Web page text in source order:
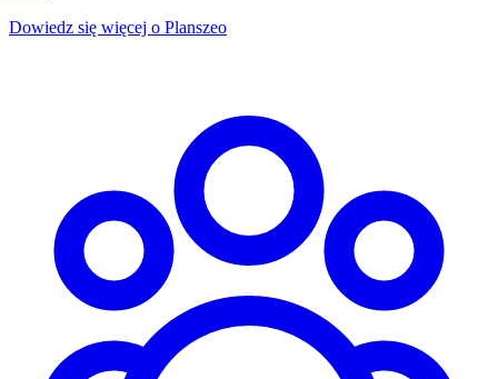
Dowiedz się więcej o Planszeo